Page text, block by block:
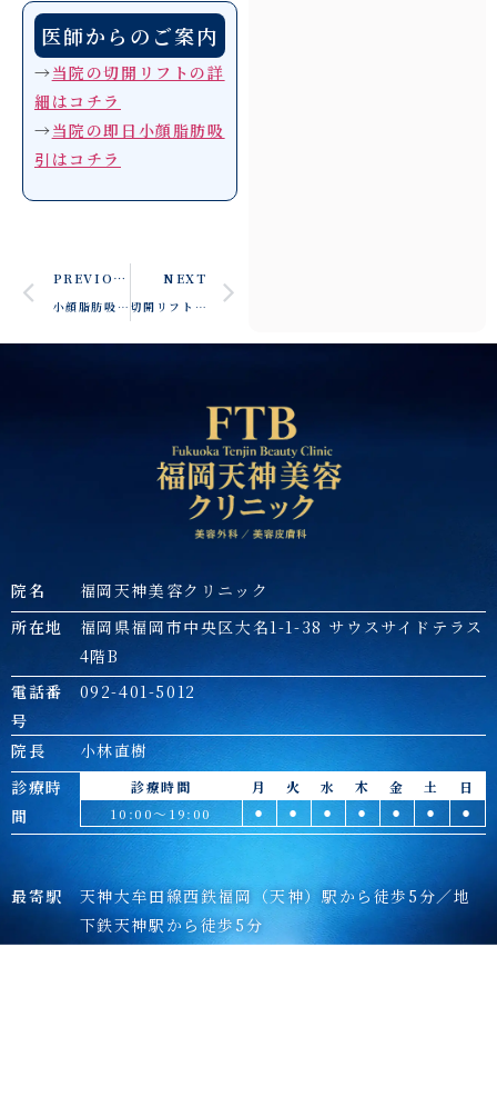
医師からのご案内
→当院の切開リフトの詳
細はコチラ
→当院の即日小顔脂肪吸
引はコチラ
PREVIOUS
小顔脂肪吸引＋切開リフトの症例写真 | 耳下腺ボトックス・眉下切開も併用した症例
NEXT
切開リフト＋脂肪吸引の症例写真 | 50代女性のジョールファット・エラ下・顎下脂肪吸引＋SMASフェイスリフト
院名
福岡天神美容クリニック
所在地
福岡県福岡市中央区大名1-1-38 サウスサイドテラス
4階B
電話番
号
092-401-5012
院長
小林直樹
診療時
間
診療時間 月 火 水 木 金 土
日
10:00～19:00
⚫︎ ⚫︎ ⚫︎ ⚫︎ ⚫︎ ⚫︎ ⚫︎
最寄駅
天神大牟田線西鉄福岡（天神）駅から徒歩5分／地
下鉄天神駅から徒歩5分